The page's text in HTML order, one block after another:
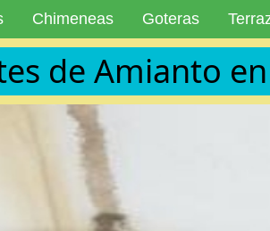
Chimeneas Goteras
de Amianto